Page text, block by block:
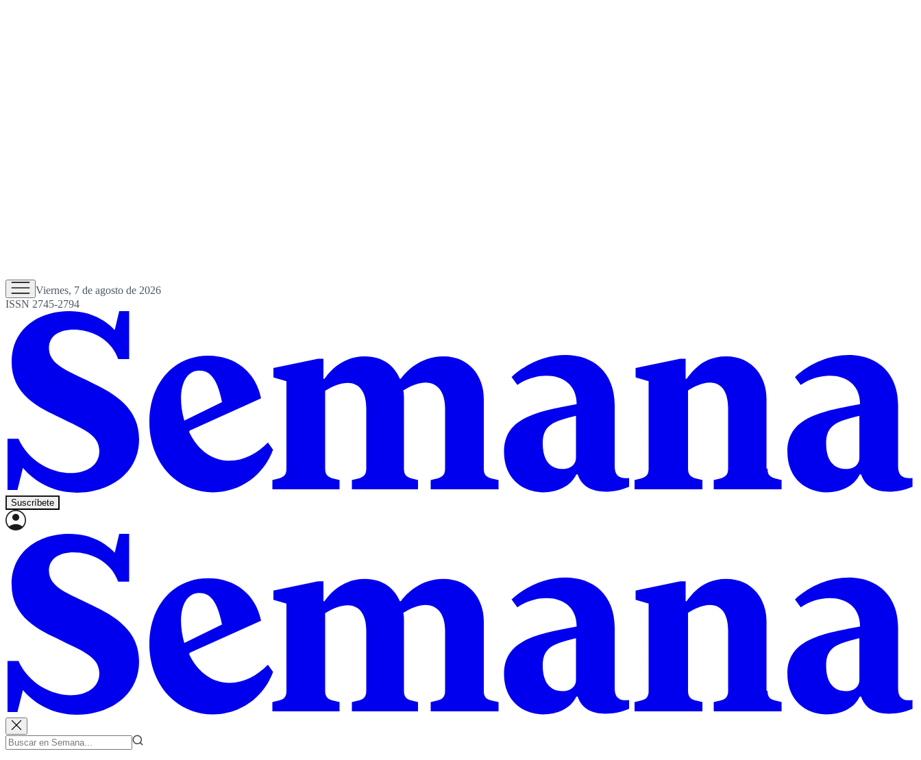
Viernes, 7 de agosto de 2026
ISSN 2745-2794
Suscríbete